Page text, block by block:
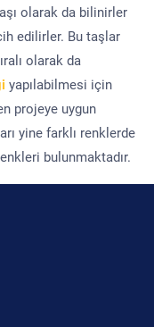
olarak da bilinirler
edilirler. Bu taşlar
olarak da
yapılabilmesi için
projeye uygun
yine farklı renklerde
bulunmaktadır.